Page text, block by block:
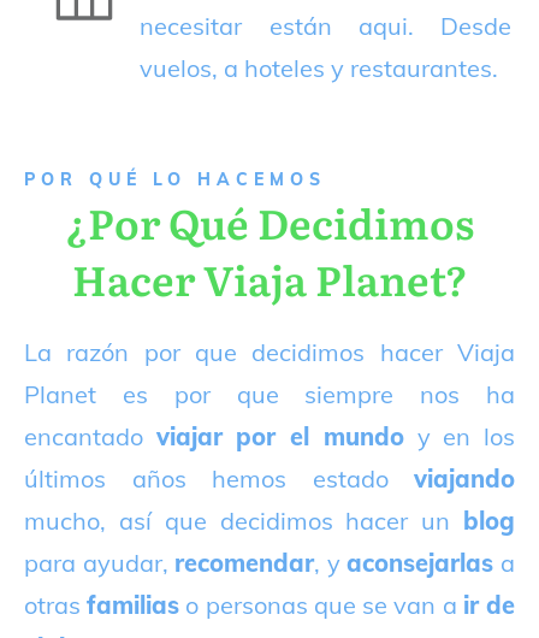
necesitar están aqui. Desde
vuelos, a hoteles y restaurantes.
P OR QUÉ LO HACEMOS
¿Por Qué Decidimos
Hacer Viaja Planet?
La razón por que decidimos hacer Viaja
Planet es por que siempre nos ha
encantado viajar por el mundoy en los
últimos años hemos estado viajando
mucho, así que decidimos hacer un blog
para ayudar, recomendar, yaconsejarlas a
otrasfamilias o personas que se van a ir de